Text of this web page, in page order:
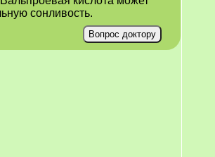
сонливость.